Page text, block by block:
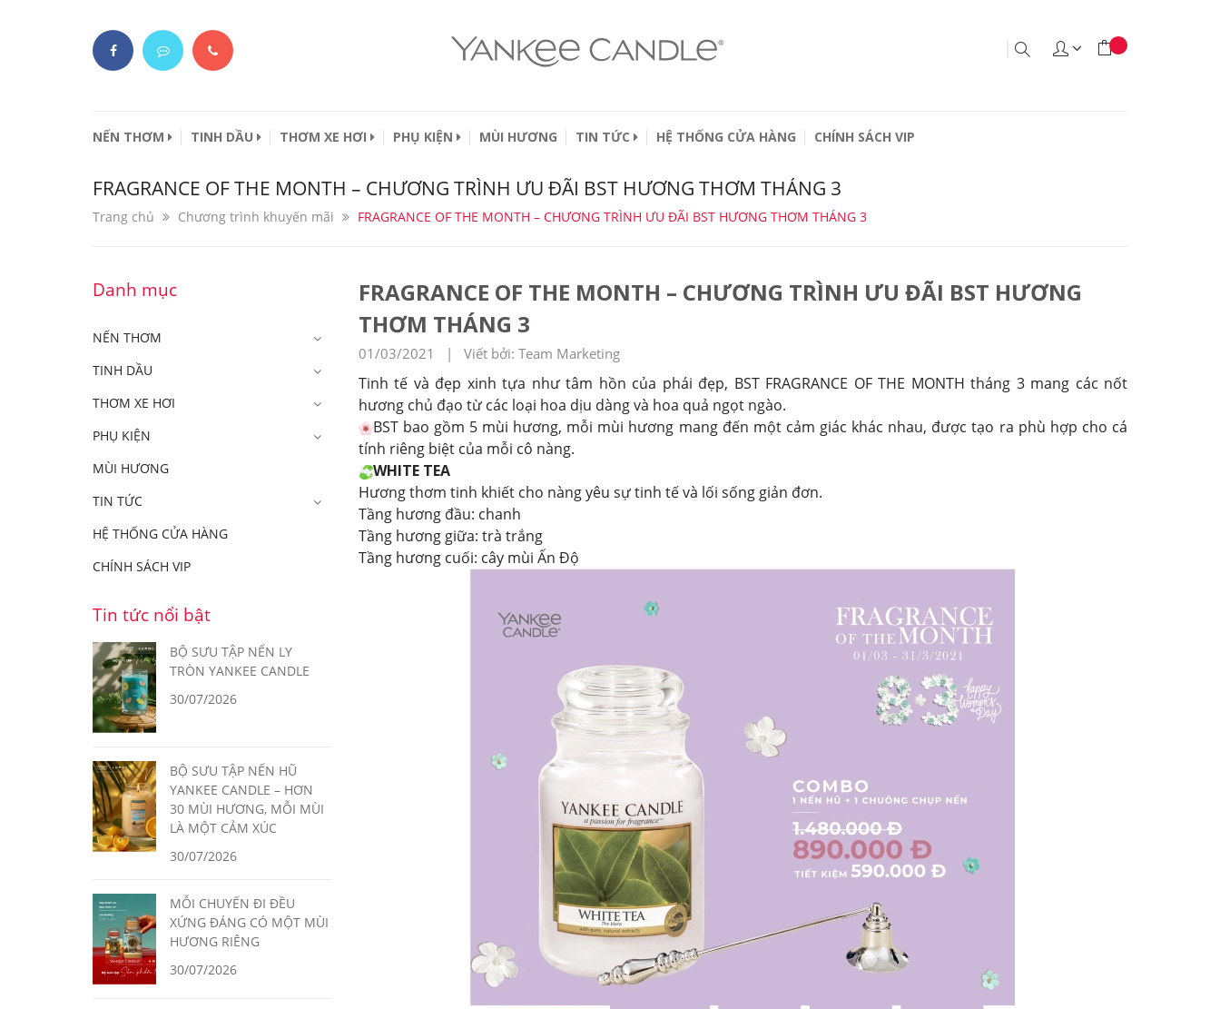
NẾN THƠM TINH DẦU THƠM XE HƠI PHỤ KIỆN MÙI HƯƠNG TIN TỨC HỆ THỐNG CỬA HÀNG CHÍNH SÁCH VIP
FRAGRANCE OF THE MONTH – CHƯƠNG TRÌNH ƯU ĐÃI BST HƯƠNG THƠM THÁNG 3
Trang chủ Chương trình khuyến mãi FRAGRANCE OF THE MONTH – CHƯƠNG TRÌNH ƯU ĐÃI BST HƯƠNG THƠM THÁNG 3
FRAGRANCE OF THE MONTH – CHƯƠNG TRÌNH ƯU ĐÃI BST HƯƠNG
THƠM THÁNG 3
01/03/2021 | Viết bởi: Team Marketing
Tinh tế và đẹp xinh tựa như tâm hồn của phái đẹp, BST FRAGRANCE OF THE MONTH tháng 3 mang các nốt
hương chủ đạo từ các loại hoa dịu dàng và hoa quả ngọt ngào.
BST bao gồm 5 mùi hương, mỗi mùi hương mang đến một cảm giác khác nhau, được tạo ra phù hợp cho cá
tính riêng biệt của mỗi cô nàng.
WHITE TEA
Hương thơm tinh khiết cho nàng yêu sự tinh tế và lối sống giản đơn.
Tầng hương đầu: chanh
Tầng hương giữa: trà trắng
Tầng hương cuối: cây mùi Ấn Độ
Danh mục
NẾN THƠM
TINH DẦU
THƠM XE HƠI
PHỤ KIỆN
MÙI HƯƠNG
TIN TỨC
HỆ THỐNG CỬA HÀNG
CHÍNH SÁCH VIP
Tin tức nổi bật
BỘ SƯU TẬP NẾN LY
TRÒN YANKEE CANDLE
30/07/2026
BỘ SƯU TẬP NẾN HŨ
YANKEE CANDLE – HƠN
30 MÙI HƯƠNG, MỖI MÙI
LÀ MỘT CẢM XÚC
30/07/2026
MỖI CHUYẾN ĐI ĐỀU
XỨNG ĐÁNG CÓ MỘT MÙI
HƯƠNG RIÊNG
30/07/2026